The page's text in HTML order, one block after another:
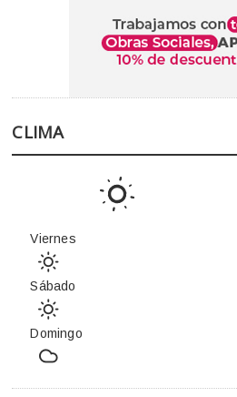
CLIMA
Viernes
Sábado
Domingo